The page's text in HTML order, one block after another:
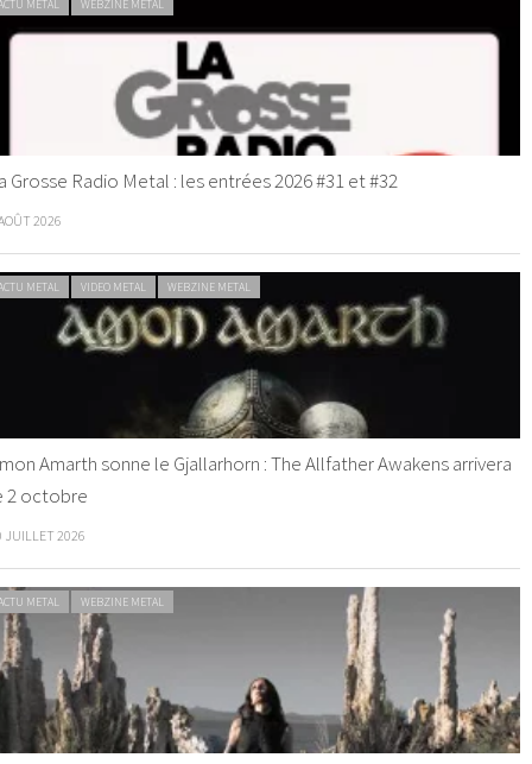
METAL WEBZINE METAL
Grosse Radio Metal : les entrées 2026 #31 et #32
2026
METAL VIDEO METAL WEBZINE METAL
Amarth sonne le Gjallarhorn : The Allfather Awakens arrivera
2 octobre
JUILLET 2026
METAL WEBZINE METAL